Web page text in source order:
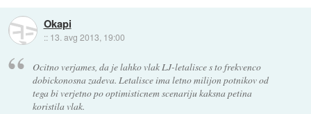
Okapi
:: 13. avg 2013, 19:00
Ocitno verjames, da je lahko vlak LJ-letalisce s to frekvenco
dobickonosna zadeva. Letalisce ima letno milijon potnikov od
tega bi verjetno po optimisticnem scenariju kaksna petina
koristila vlak.